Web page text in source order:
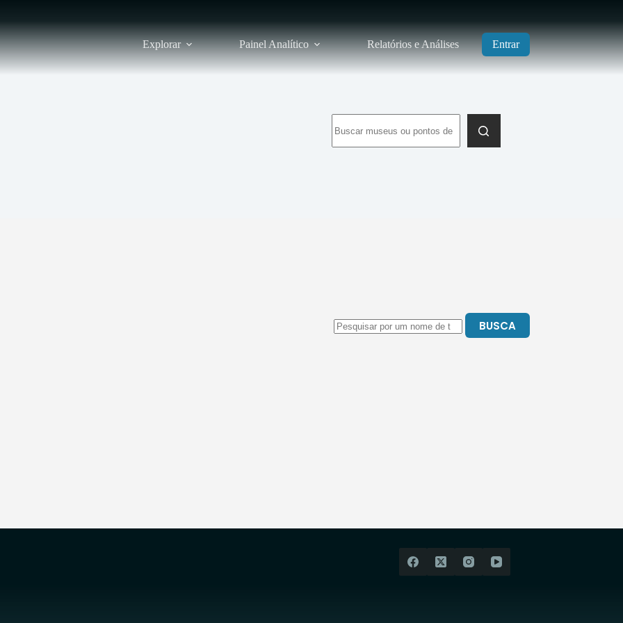
Explorar Painel Analítico Relatórios e Análises Entrar
resultados
BUSCA